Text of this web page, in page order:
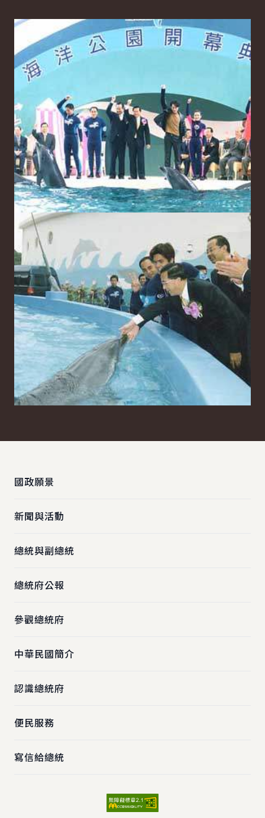
國政願景
新聞與活動
總統與副總統
總統府公報
參觀總統府
中華民國簡介
認識總統府
便民服務
寫信給總統